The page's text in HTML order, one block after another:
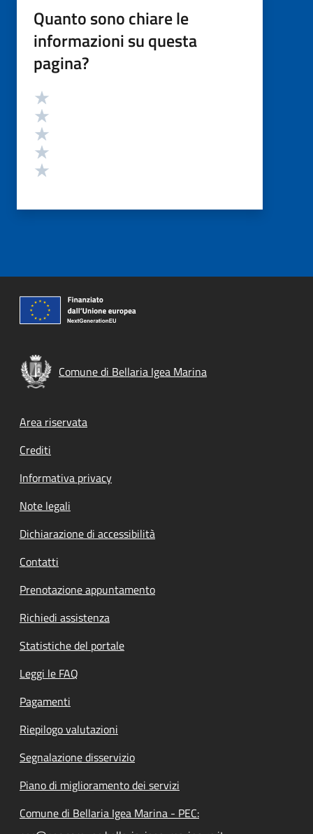
Quanto sono chiare le
informazioni su questa
pagina?
Valutazione
Comune di Bellaria Igea Marina
Footer menu
Area riservata
Crediti
Informativa privacy
Note legali
Dichiarazione di accessibilità
Contatti
Prenotazione appuntamento
Richiedi assistenza
Statistiche del portale
Leggi le FAQ
Pagamenti
Riepilogo valutazioni
Segnalazione disservizio
Piano di miglioramento dei servizi
Comune di Bellaria Igea Marina - PEC: